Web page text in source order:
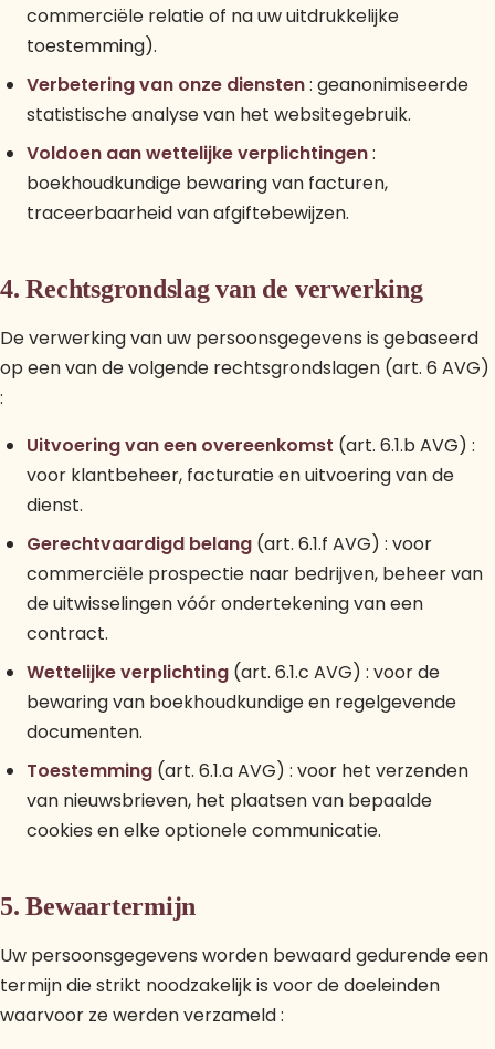
commerciële relatie of na uw uitdrukkelijke
toestemming).
Verbetering van onze diensten: geanonimiseerde
statistische analyse van het websitegebruik.
Voldoen aan wettelijke verplichtingen:
boekhoudkundige bewaring van facturen,
traceerbaarheid van afgiftebewijzen.
4. Rechtsgrondslag van de verwerking
De verwerking van uw persoonsgegevens is gebaseerd
op een van de volgende rechtsgrondslagen (art. 6 AVG)
:
Uitvoering van een overeenkomst (art. 6.1.b AVG) :
voor klantbeheer, facturatie en uitvoering van de
dienst.
Gerechtvaardigd belang (art. 6.1.f AVG) : voor
commerciële prospectie naar bedrijven, beheer van
de uitwisselingen vóór ondertekening van een
contract.
Wettelijke verplichting (art. 6.1.c AVG) : voor de
bewaring van boekhoudkundige en regelgevende
documenten.
Toestemming (art. 6.1.a AVG) : voor het verzenden
van nieuwsbrieven, het plaatsen van bepaalde
cookies en elke optionele communicatie.
5. Bewaartermijn
Uw persoonsgegevens worden bewaard gedurende een
termijn die strikt noodzakelijk is voor de doeleinden
waarvoor ze werden verzameld :